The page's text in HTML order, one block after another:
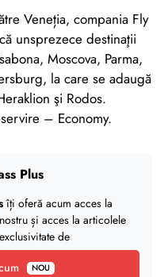
Veneția, compania Fly
unsprezece destinaţii
Moscova, Parma,
la care se adaugă
şi Rodos.
– Economy.
Plus
îți oferă acum acces la
și acces la articolele
de
NOU